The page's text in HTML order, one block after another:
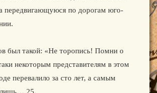
передвигающуюся по дорогам юго-
был такой: «Не торопись! Помни о
некоторым представителям в этом
перевалило за сто лет, а самым
25.